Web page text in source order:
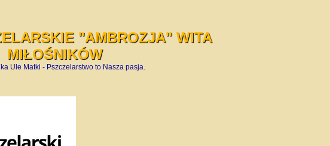
"AMBROZJA" WITA
MIŁOŚNIKÓW
Ule Matki - Pszczelarstwo to Nasza pasja.